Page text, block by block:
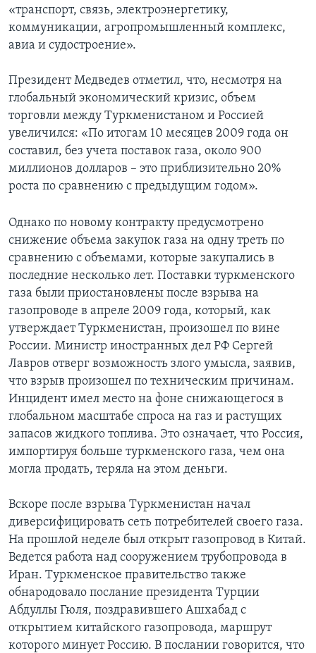
«транспорт, связь, электроэнергетику,
коммуникации, агропромышленный комплекс,
авиа и судостроение».
Президент Медведев отметил, что, несмотря на
глобальный экономический кризис, объем
торговли между Туркменистаном и Россией
увеличился: «По итогам 10 месяцев 2009 года он
составил, без учета поставок газа, около 900
миллионов долларов – это приблизительно 20%
роста по сравнению с предыдущим годом».
Однако по новому контракту предусмотрено
снижение объема закупок газа на одну треть по
сравнению с объемами, которые закупались в
последние несколько лет. Поставки туркменского
газа были приостановлены после взрыва на
газопроводе в апреле 2009 года, который, как
утверждает Туркменистан, произошел по вине
России. Министр иностранных дел РФ Сергей
Лавров отверг возможность злого умысла, заявив,
что взрыв произошел по техническим причинам.
Инцидент имел место на фоне снижающегося в
глобальном масштабе спроса на газ и растущих
запасов жидкого топлива. Это означает, что Россия,
импортируя больше туркменского газа, чем она
могла продать, теряла на этом деньги.
Вскоре после взрыва Туркменистан начал
диверсифицировать сеть потребителей своего газа.
На прошлой неделе был открыт газопровод в Китай.
Ведется работа над сооружением трубопровода в
Иран. Туркменское правительство также
обнародовало послание президента Турции
Абдуллы Гюля, поздравившего Ашхабад с
открытием китайского газопровода, маршрут
которого минует Россию. В послании говорится, что